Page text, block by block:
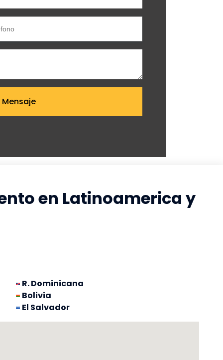
Enviar Mensaje
en Latinoamerica y
R. Dominicana
Bolivia
El Salvador